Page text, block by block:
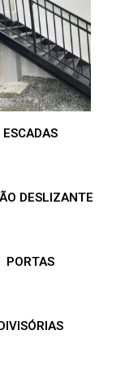
ESCADAS
DESLIZANTE
PORTAS